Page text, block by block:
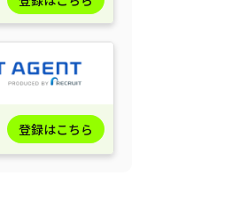
登録はこちら